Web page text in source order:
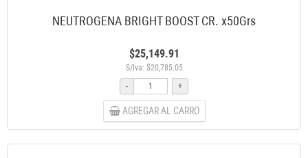
NEUTROGENA BRIGHT BOOST CR. x50Grs
$25,149.91
S/Iva: $20,785.05
-
+
AGREGAR AL CARRO